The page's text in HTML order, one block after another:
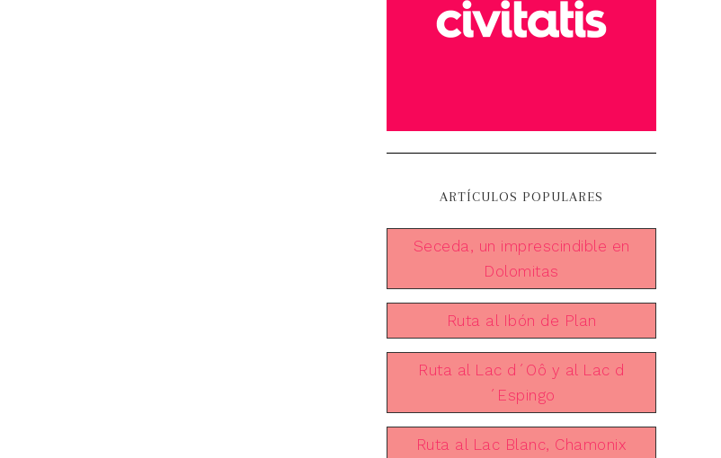
ARTÍCULOS POPULARES
Seceda, un imprescindible en
Dolomitas
Ruta al Ibón de Plan
Ruta al Lac d´Oô y al Lac d
´Espingo
Ruta al Lac Blanc, Chamonix